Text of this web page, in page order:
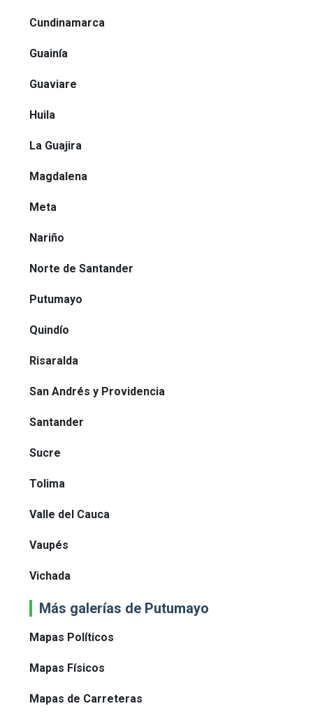
Cundinamarca
Guainía
Guaviare
Huila
La Guajira
Magdalena
Meta
Nariño
Norte de Santander
Putumayo
Quindío
Risaralda
San Andrés y Providencia
Santander
Sucre
Tolima
Valle del Cauca
Vaupés
Vichada
Más galerías de Putumayo
Mapas Políticos
Mapas Físicos
Mapas de Carreteras